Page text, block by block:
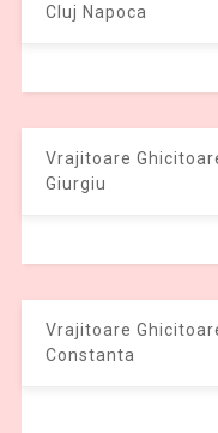
Cluj Napoca
Vrajitoare
Giurgiu
Vrajitoare
Constanta